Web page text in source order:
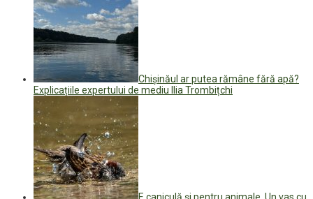
Chișinăul ar putea rămâne fără apă?
Explicațiile expertului de mediu Ilia Trombițchi
E caniculă și pentru animale. Un vas cu